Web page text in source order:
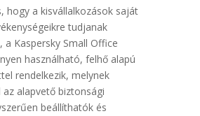
hogy a kisvállalkozások saját
tudjanak
a Kaspersky Small Office
használható, felhő alapú
rendelkezik, melynek
az alapvető biztonsági
beállíthatók és